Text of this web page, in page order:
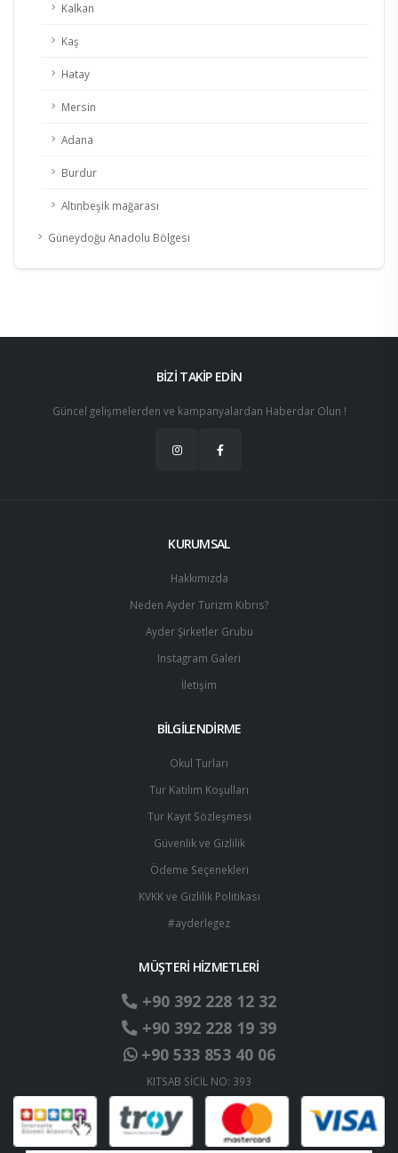
Kalkan
Kaş
Hatay
Mersin
Adana
Burdur
Altınbeşik mağarası
Güneydoğu Anadolu Bölgesi
BİZİ TAKİP EDİN
Güncel gelişmelerden ve kampanyalardan Haberdar Olun !
KURUMSAL
Hakkımızda
Neden Ayder Turizm Kıbrıs?
Ayder Şirketler Grubu
Instagram Galeri
İletişim
BİLGİLENDİRME
Okul Turları
Tur Katılım Koşulları
Tur Kayıt Sözleşmesi
Güvenlik ve Gizlilik
Ödeme Seçenekleri
KVKK ve Gizlilik Politikası
#ayderlegez
MÜŞTERİ HİZMETLERİ
+90 392 228 12 32
+90 392 228 19 39
+90 533 853 40 06
KITSAB SİCİL NO: 393